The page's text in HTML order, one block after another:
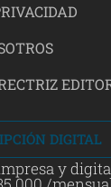
DIGITAL
y